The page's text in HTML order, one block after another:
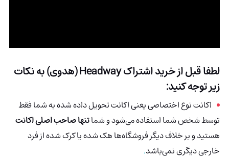
لطفا قبل از خرید اشتراکHeadway (هدوی)
به نکات
زیر توجه کنید:
اکانت نوع اختصاصی یعنی اکانت تحویل داده شده به شما فقط
توسط شخص شما استفاده می‌شود و شماتنها صاحب اصلی اکانت
هستید و بر خلاف دیگر فروشگاه‌ها هک شدهیا کرک شده از فرد
خارجی دیگری نمی‌باشد.